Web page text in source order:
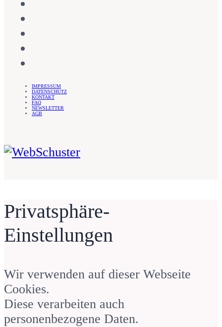
IMPRESSUM
DATENSCHUTZ
KONTAKT
FAQ
NEWSLETTER
AGB
Webdesign für Unternehmerinnen
Privatsphäre-
Einstellungen
Wir verwenden auf dieser Webseite
Cookies.
Diese verarbeiten auch
personenbezogene Daten.